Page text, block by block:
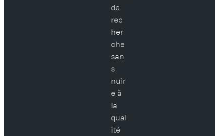
de
rec
her
che
san
s
nuir
e à
la
qual
ité